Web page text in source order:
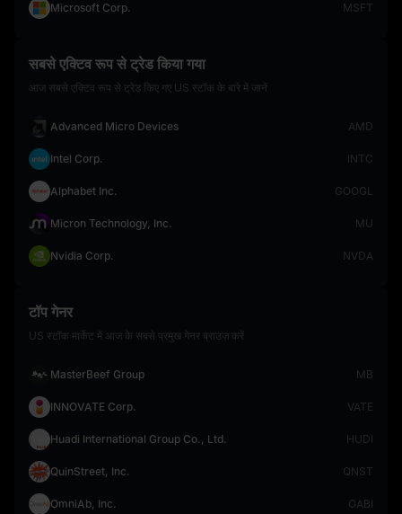
Microsoft Corp. MSFT
सबसे एक्टिव रूप से ट्रेड किया गया
आज सबसे एक्टिव रूप से ट्रेड किए गए US स्टॉक के बारे में जानें
Advanced Micro Devices AMD
Intel Corp. INTC
Alphabet Inc. GOOGL
Micron Technology, Inc. MU
Nvidia Corp. NVDA
टॉप गेनर
US स्टॉक मार्केट में आज के सबसे प्रमुख गेनर ब्राउज़ करें
MasterBeef Group MB
INNOVATE Corp. VATE
Huadi International Group Co., Ltd. HUDI
QuinStreet, Inc. QNST
OmniAb, Inc. OABI